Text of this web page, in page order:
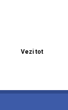
Vezi tot